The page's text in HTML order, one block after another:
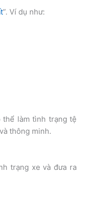
”. Ví dụ như:
làm tình trạng tệ
thông minh.
trạng xe và đưa ra